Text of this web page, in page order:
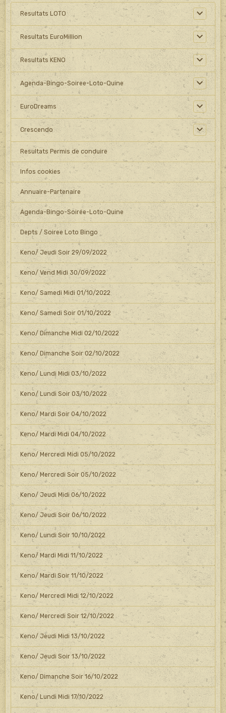
Resultats LOTO
Resultats EuroMillion
Resultats KENO
Agenda-Bingo-Soiree-Loto-Quine
EuroDreams
Crescendo
Resultats Permis de conduire
Infos cookies
Annuaire-Partenaire
Agenda-Bingo-Soirée-Loto-Quine
Depts / Soiree Loto Bingo
Keno/ Jeudi Soir 29/09/2022
Keno/ Vend Midi 30/09/2022
Keno/ Samedi Midi 01/10/2022
Keno/ Samedi Soir 01/10/2022
Keno/ Dimanche Midi 02/10/2022
Keno/ Dimanche Soir 02/10/2022
Keno/ Lundi Midi 03/10/2022
Keno/ Lundi Soir 03/10/2022
Keno/ Mardi Soir 04/10/2022
Keno/ Mardi Midi 04/10/2022
Keno/ Mercredi Midi 05/10/2022
Keno/ Mercredi Soir 05/10/2022
Keno/ Jeudi Midi 06/10/2022
Keno/ Jeudi Soir 06/10/2022
Keno/ Lundi Soir 10/10/2022
Keno/ Mardi Midi 11/10/2022
Keno/ Mardi Soir 11/10/2022
Keno/ Mercredi Midi 12/10/2022
Keno/ Mercredi Soir 12/10/2022
Keno/ Jeudi Midi 13/10/2022
Keno/ Jeudi Soir 13/10/2022
Keno/ Dimanche Soir 16/10/2022
Keno/ Lundi Midi 17/10/2022